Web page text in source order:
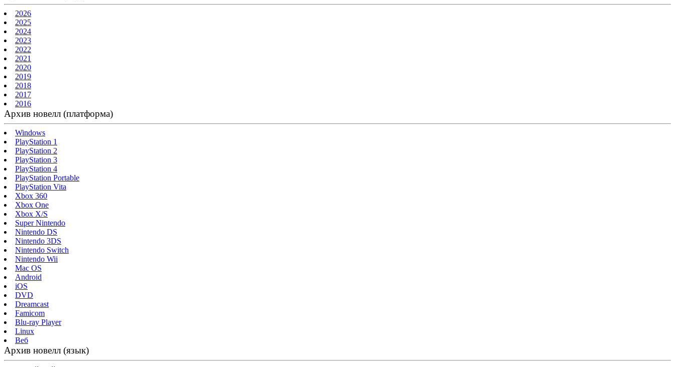
2026
2025
2024
2023
2022
2021
2020
2019
2018
2017
2016
Архив новелл (платформа)
Windows
PlayStation 1
PlayStation 2
PlayStation 3
PlayStation 4
PlayStation Portable
PlayStation Vita
Xbox 360
Xbox One
Xbox X/S
Super Nintendo
Nintendo DS
Nintendo 3DS
Nintendo Switch
Nintendo Wii
Mac OS
Android
iOS
DVD
Dreamcast
Famicom
Blu-ray Player
Linux
Веб
Архив новелл (язык)